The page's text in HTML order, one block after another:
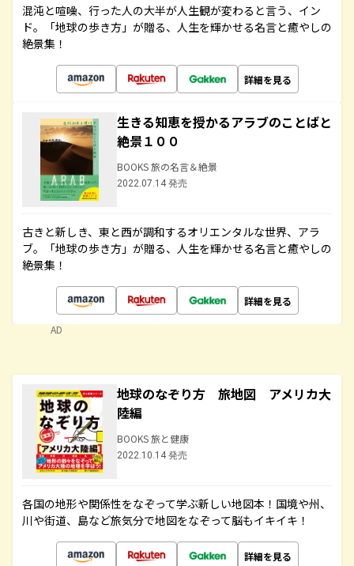
混沌と喧噪、行った人の大半が人生観が変わると言う、イン
ド。「地球の歩き方」が贈る、人生を輝かせる名言と癒やしの
絶景集！
詳細を見る
生きる知恵を授かるアラブのことばと
絶景１００
BOOKS 旅の名言＆絶景
2022.07.14 発売
古きと新しき、東と西が調和するオリエンタルな世界、アラ
ブ。「地球の歩き方」が贈る、人生を輝かせる名言と癒やしの
絶景集！
詳細を見る
AD
地球のなぞり方 旅地図 アメリカ大
陸編
BOOKS 旅と健康
2022.10.14 発売
各国の地形や関係性をなぞって学ぶ新しい地図本！国境や州、
川や街道、島など旅気分で地図をなぞって脳もイキイキ！
詳細を見る